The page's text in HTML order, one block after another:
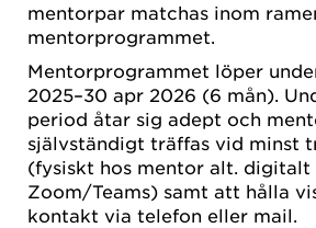
mentorpar matchas inom
mentorprogrammet.
Mentorprogrammet löper
2025–30 apr 2026 (6 mån).
period åtar sig adept och
självständigt träffas vid minst
(fysiskt hos mentor alt. digitalt
Zoom/Teams) samt att hålla
kontakt via telefon eller mail.